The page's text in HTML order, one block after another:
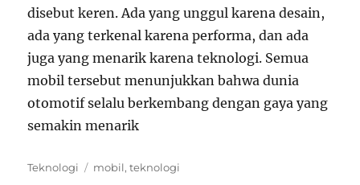
disebut keren. Ada yang unggul karena desain,
ada yang terkenal karena performa, dan ada
juga yang menarik karena teknologi. Semua
mobil tersebut menunjukkan bahwa dunia
otomotif selalu berkembang dengan gaya yang
semakin menarik
Categories
Teknologi Tags
mobil,teknologi